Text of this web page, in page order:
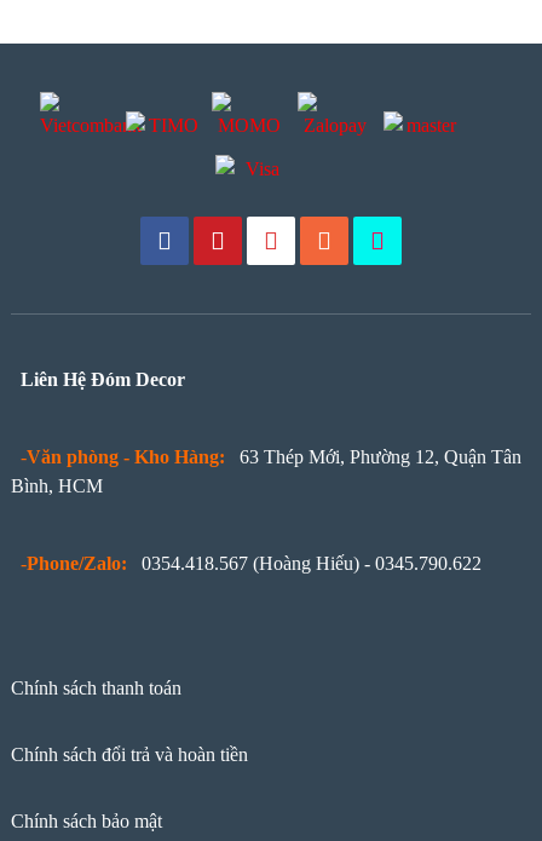
Liên Hệ Đóm Decor
-Văn phòng - Kho Hàng:
63 Thép Mới, Phường 12, Quận Tân
Bình, HCM
-Phone/Zalo: 0354.418.567 (Hoàng Hiếu) - 0345.790.622
Chính sách thanh toán
Chính sách đổi trả và hoàn tiền
Chính sách bảo mật